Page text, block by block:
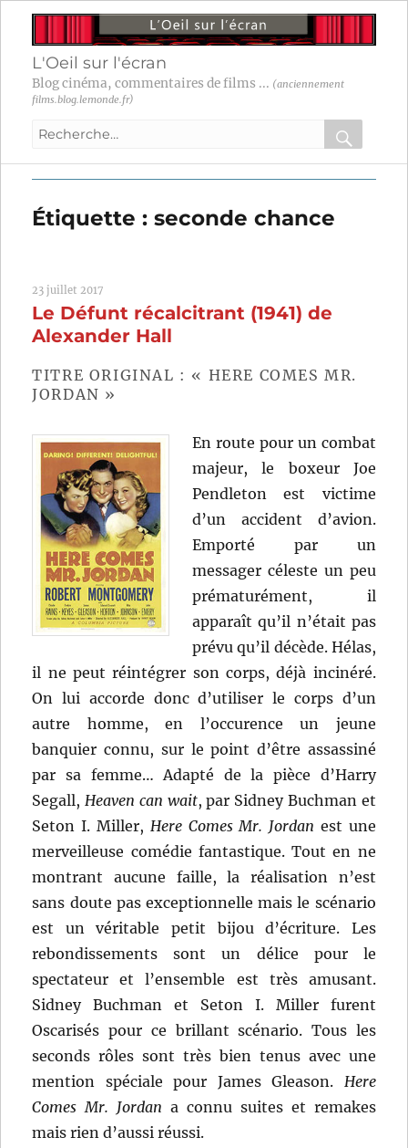
L'Oeil sur l'écran
Blog cinéma, commentaires de films ... (anciennement
films.blog.lemonde.fr)
Recherche
:
OK
Étiquette :seconde chance
23 juillet 2017
Le Défunt récalcitrant (1941) de
Alexander Hall
TITRE ORIGINAL : « HERE COMES MR.
JORDAN »
En route pour un combat
majeur, le boxeur Joe
Pendleton est victime
d’un accident d’avion.
Emporté par un
messager céleste un peu
prématurément, il
apparaît qu’il n’était pas
prévu qu’il décède. Hélas,
il ne peut réintégrer son corps, déjà incinéré.
On lui accorde donc d’utiliser le corps d’un
autre homme, en l’occurence un jeune
banquier connu, sur le point d’être assassiné
par sa femme… Adapté de la pièce d’Harry
Segall,Heaven can wait, par Sidney Buchman et
Seton I. Miller, Here Comes Mr. Jordan est une
merveilleuse comédie fantastique. Tout en ne
montrant aucune faille, la réalisation n’est
sans doute pas exceptionnelle mais le scénario
est un véritable petit bijou d’écriture. Les
rebondissements sont un délice pour le
spectateur et l’ensemble est très amusant.
Sidney Buchman et Seton I. Miller furent
Oscarisés pour ce brillant scénario. Tous les
seconds rôles sont très bien tenus avec une
mention spéciale pour James Gleason. Here
Comes Mr. Jordan a connu suites et remakes
mais rien d’aussi réussi.